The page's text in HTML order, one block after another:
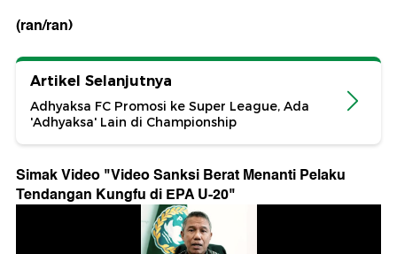
(ran/ran)
Artikel Selanjutnya
Adhyaksa FC Promosi ke Super League, Ada
'Adhyaksa' Lain di Championship
Simak Video "Video Sanksi Berat Menanti Pelaku
Tendangan Kungfu di EPA U-20"